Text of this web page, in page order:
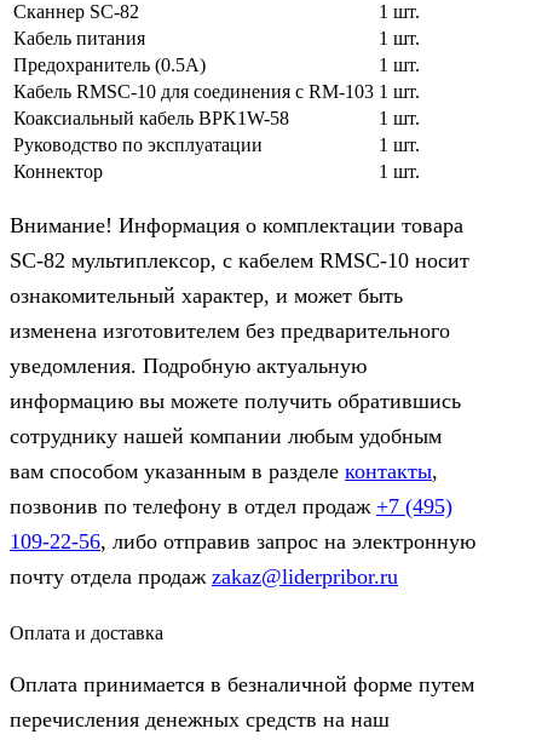
Сканнер SC-82
1 шт.
Кабель питания
1 шт.
Предохранитель (0.5A)
1 шт.
Кабель RMSC-10 для соединения с RM-103 1 шт.
Коаксиальный кабель BPK1W-58
1 шт.
Руководство по эксплуатации
1 шт.
Коннектор
1 шт.
Внимание! Информация о комплектации товара
SC-82 мультиплексор, c кабелем RMSC-10 носит
ознакомительный характер, и может быть
изменена изготовителем без предварительного
уведомления. Подробную актуальную
информацию вы можете получить обратившись
сотруднику нашей компании любым удобным
вам способом указанным в разделе контакты,
позвонив по телефону в отдел продаж +7 (495)
109-22-56, либо отправив запрос на электронную
почту отдела продаж zakaz@liderpribor.ru
Оплата и доставка
Оплата принимается в безналичной форме путем
перечисления денежных средств на наш